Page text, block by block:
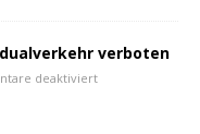
verboten
deaktiviert